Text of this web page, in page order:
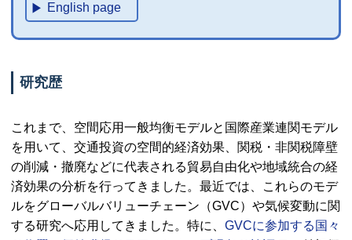
English page
研究歴
これまで、空間応用一般均衡モデルと国際産業連関モデル
を用いて、交通投資の空間的経済効果、関税・非関税障壁
の削減・撤廃などに代表される貿易自由化や地域統合の経
済効果の分析を行ってきました。最近では、これらのモデ
ルをグローバルバリューチェーン（GVC）や気候変動に関
する研究へ応用してきました。特に、 GVCに参加する国々